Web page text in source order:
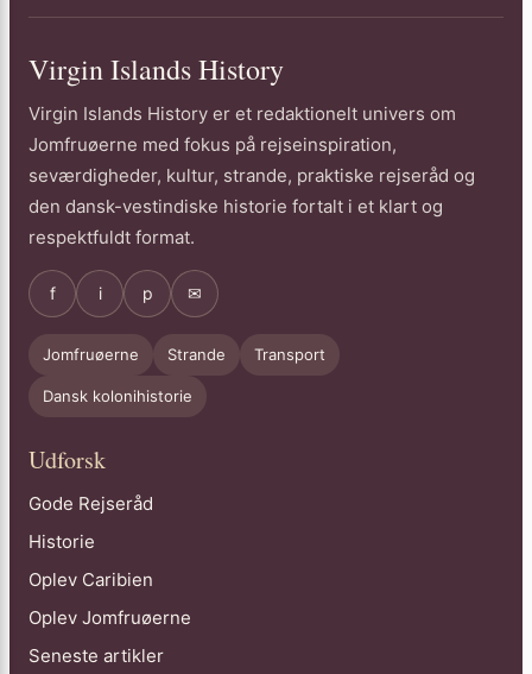
Virgin Islands History
Virgin Islands History er et redaktionelt univers om
Jomfruøerne med fokus på rejseinspiration,
seværdigheder, kultur, strande, praktiske rejseråd og
den dansk-vestindiske historie fortalt i et klart og
respektfuldt format.
f i p ✉
Jomfruøerne Strande Transport
Dansk kolonihistorie
Udforsk
Gode Rejseråd
Historie
Oplev Caribien
Oplev Jomfruøerne
Seneste artikler